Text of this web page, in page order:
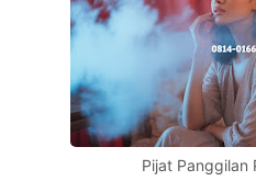
Pijat Panggilan